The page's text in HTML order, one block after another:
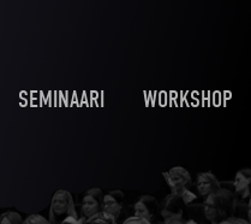
SEMINAARI WORKSHOP